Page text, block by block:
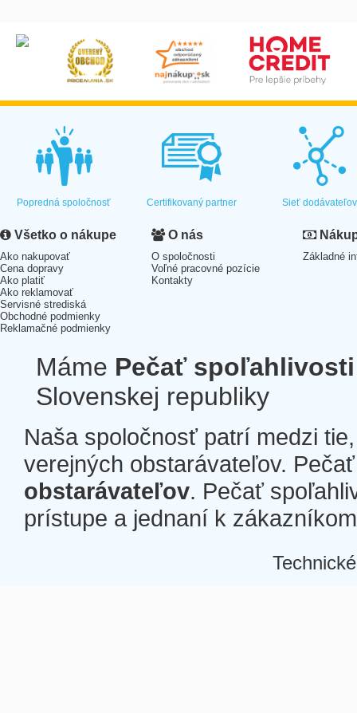
Popredná spoločnosť Certifikovaný partner Sieť dodávateľov
Všetko o nákupe
Ako nakupovať
Cena dopravy
Ako platiť
Ako reklamovať
Servisné strediská
Obchodné podmienky
Reklamačné podmienky
O nás
O spoločnosti
Voľné pracovné pozície
Kontakty
Základné
Máme Pečať spoľahlivosti
Slovenskej republiky
Naša spoločnosť patrí medzi
verejných obstarávateľov.
obstarávateľov. Pečať
prístupe a jednaní k